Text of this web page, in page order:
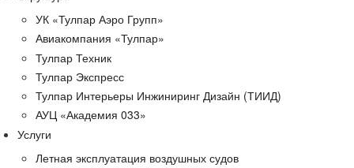
УК «Тулпар Аэро Групп»
Авиакомпания «Тулпар»
Тулпар Техник
Тулпар Экспресс
Тулпар Интерьеры Инжиниринг Дизайн (ТИИД)
АУЦ «Академия 033»
Услуги
Летная эксплуатация воздушных судов